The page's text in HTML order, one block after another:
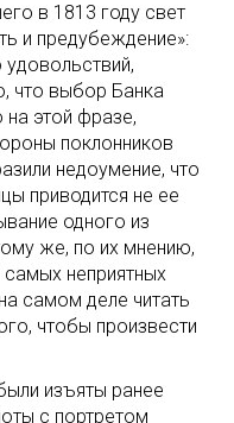
в 1813 году свет
и предубеждение»:
что выбор Банка
на этой фразе,
поклонников
недоумение, что
приводится не ее
одного из
же, по их мнению,
самых неприятных
самом деле читать
чтобы произвести
изъяты ранее
с портретом